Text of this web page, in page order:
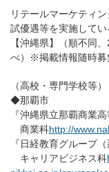
リテールマーケティ
試優遇等を実施して
【沖縄県】（順不同
べ）※掲載情報随時募
（高校・専門学校等）
◆那覇市
『沖縄県立那覇商業高
商業科http://
『日経教育グループ
キャリアビジネス科